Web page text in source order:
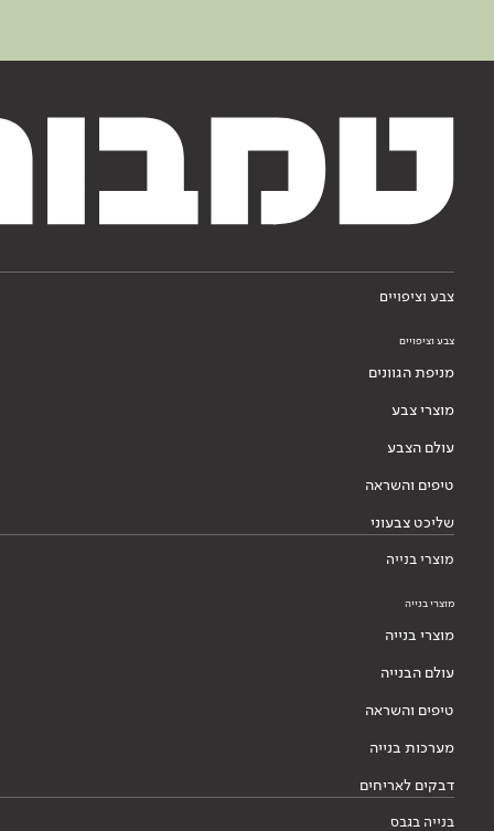
צבע וציפויים
צבע וציפויים
מניפת הגוונים
מוצרי צבע
עולם הצבע
טיפים והשראה
שליכט צבעוני
מוצרי בנייה
מוצרי בנייה
מוצרי בנייה
עולם הבנייה
טיפים והשראה
מערכות בנייה
דבקים לאריחים
בנייה בגבס